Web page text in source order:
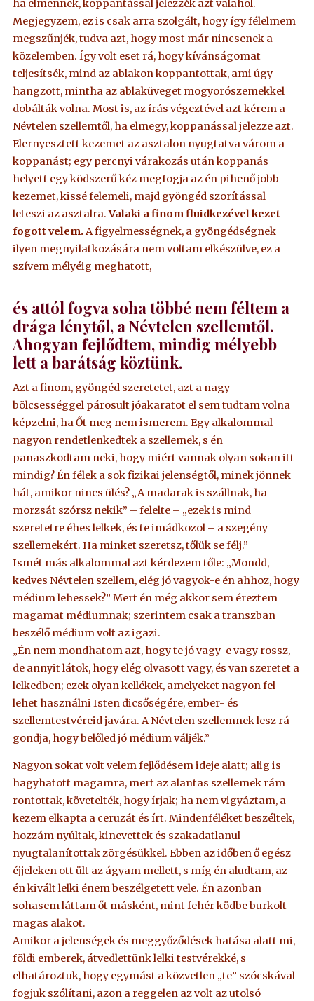
ha elmennek, koppantással jelezzék azt valahol.
Megjegyzem, ez is csak arra szolgált, hogy így félelmem
megszűnjék, tudva azt, hogy most már nincsenek a
közelemben. Így volt eset rá, hogy kívánságomat
teljesítsék, mind az ablakon koppantottak, ami úgy
hangzott, mintha az ablaküveget mogyorószemekkel
dobálták volna. Most is, az írás végeztével azt kérem a
Névtelen szellemtől, ha elmegy, koppanással jelezze azt.
Elernyesztett kezemet az asztalon nyugtatva várom a
koppanást; egy percnyi várakozás után koppanás
helyett egy ködszerű kéz megfogja az én pihenő jobb
kezemet, kissé felemeli, majd gyöngéd szorítással
leteszi az asztalra.Valaki a finom fluidkezével kezet
fogott velem.A figyelmességnek, a gyöngédségnek
ilyen megnyilatkozására nem voltam elkészülve, ez a
szívem mélyéig meghatott,
és attól fogva soha többé nem féltem a
drága lénytől, a Névtelen szellemtől.
Ahogyan fejlődtem, mindig mélyebb
lett a barátság köztünk.
Azt a finom, gyöngéd szeretetet, azt a nagy
bölcsességgel párosult jóakaratot el sem tudtam volna
képzelni, ha Őt meg nem ismerem. Egy alkalommal
nagyon rendetlenkedtek a szellemek, s én
panaszkodtam neki, hogy miért vannak olyan sokan itt
mindig? Én félek a sok fizikai jelenségtől, minek jönnek
hát, amikor nincs ülés? „A madarak is szállnak, ha
morzsát szórsz nekik” – felelte – „ezek is mind
szeretetre éhes lelkek, és te imádkozol – a szegény
szellemekért. Ha minket szeretsz, tőlük se félj.”
Ismét más alkalommal azt kérdezem tőle: „Mondd,
kedves Névtelen szellem, elég jó vagyok-e én ahhoz, hogy
médium lehessek?” Mert én még akkor sem éreztem
magamat médiumnak; szerintem csak a transzban
beszélő médium volt az igazi.
„Én nem mondhatom azt, hogy te jó vagy-e vagy rossz,
de annyit látok, hogy elég olvasott vagy, és van szeretet a
lelkedben; ezek olyan kellékek, amelyeket nagyon fel
lehet használni Isten dicsőségére, ember- és
szellemtestvéreid javára. A Névtelen szellemnek lesz rá
gondja, hogy belőled jó médium váljék.”
Nagyon sokat volt velem fejlődésem ideje alatt; alig is
hagyhatott magamra, mert az alantas szellemek rám
rontottak, követelték, hogy írjak; ha nem vigyáztam, a
kezem elkapta a ceruzát és írt. Mindenféléket beszéltek,
hozzám nyúltak, kinevettek és szakadatlanul
nyugtalanítottak zörgésükkel. Ebben az időben ő egész
éjjeleken ott ült az ágyam mellett, s míg én aludtam, az
én kivált lelki énem beszélgetett vele. Én azonban
sohasem láttam őt másként, mint fehér ködbe burkolt
magas alakot.
Amikor a jelenségek és meggyőződések hatása alatt mi,
földi emberek, átvedlettünk lelki testvérekké, s
elhatároztuk, hogy egymást a közvetlen „te” szócskával
fogjuk szólítani, azon a reggelen az volt az utolsó